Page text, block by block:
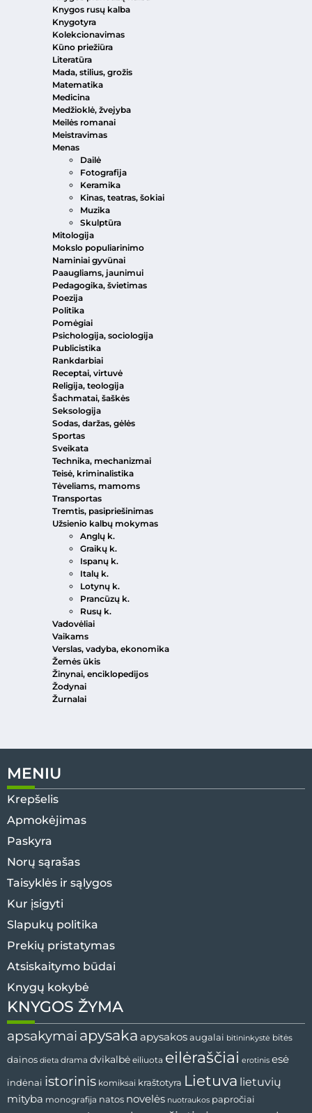
Knygos rusų kalba
Knygotyra
Kolekcionavimas
Kūno priežiūra
Literatūra
Mada, stilius, grožis
Matematika
Medicina
Medžioklė, žvejyba
Meilės romanai
Meistravimas
Menas
Dailė
Fotografija
Keramika
Kinas, teatras, šokiai
Muzika
Skulptūra
Mitologija
Mokslo populiarinimo
Naminiai gyvūnai
Paaugliams, jaunimui
Pedagogika, švietimas
Poezija
Politika
Pomėgiai
Psichologija, sociologija
Publicistika
Rankdarbiai
Receptai, virtuvė
Religija, teologija
Šachmatai, šaškės
Seksologija
Sodas, daržas, gėlės
Sportas
Sveikata
Technika, mechanizmai
Teisė, kriminalistika
Tėveliams, mamoms
Transportas
Tremtis, pasipriešinimas
Užsienio kalbų mokymas
Anglų k.
Graikų k.
Ispanų k.
Italų k.
Lotynų k.
Prancūzų k.
Rusų k.
Vadovėliai
Vaikams
Verslas, vadyba, ekonomika
Žemės ūkis
Žinynai, enciklopedijos
Žodynai
Žurnalai
MENIU
Krepšelis
Apmokėjimas
Paskyra
Norų sąrašas
Taisyklės ir sąlygos
Kur įsigyti
Slapukų politika
Prekių pristatymas
Atsiskaitymo būdai
Knygų kokybė
KNYGOS ŽYMA
apsakymai apysaka apysakos augalai bitininkystė bitės
dainos dieta drama dvikalbė eiliuota eilėraščiai erotinis esė
indėnai istorinis komiksai kraštotyra Lietuva lietuvių
mityba monografija natos novelės nuotraukos papročiai